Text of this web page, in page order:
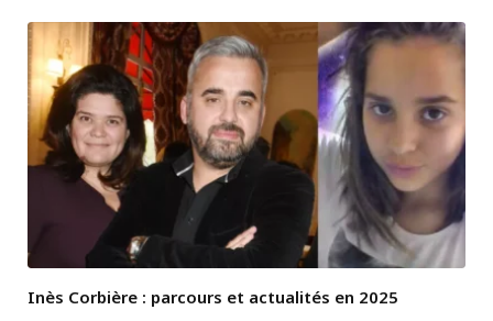
Inès Corbière : parcours et actualités en 2025